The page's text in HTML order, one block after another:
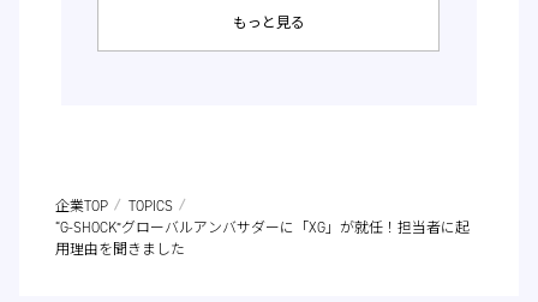
もっと見る
企業TOP
TOPICS
“G-SHOCK”グローバルアンバサダーに「XG」が就任！担当者に起
用理由を聞きました